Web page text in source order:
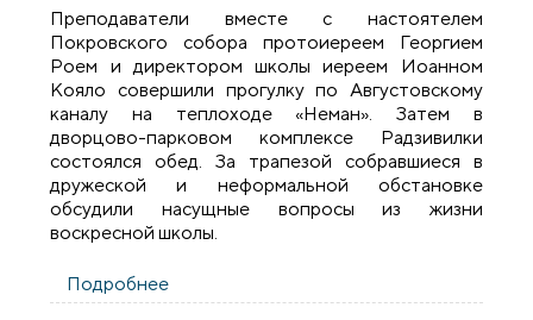
Преподаватели вместе с настоятелем
Покровского собора протоиереем Георгием
Роем и директором школы иереем Иоанном
Кояло совершили прогулку по Августовскому
каналу на теплоходе «Неман». Затем в
дворцово-парковом комплексе Радзивилки
состоялся обед. За трапезой собравшиеся в
дружеской и неформальной обстановке
обсудили насущные вопросы из жизни
воскресной школы.
Подробнее
воскресной школы Покровского собора